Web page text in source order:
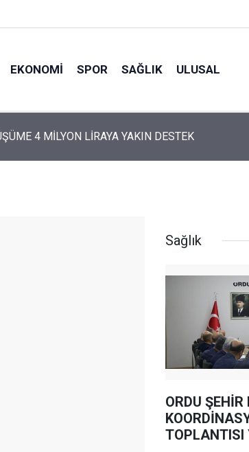
EKONOMI SPOR SAĞLIK ULUSAL
KURUCU KADROSU AÇIKLANDI
Sağlık
ORDU
TOPLANTISI